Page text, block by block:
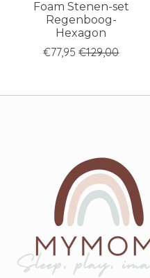
Foam Stenen-set
Regenboog-
Hexagon
€77,95 €129,00